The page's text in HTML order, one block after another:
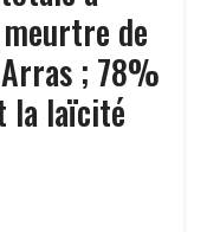
meurtre de
; 78%
la laïcité